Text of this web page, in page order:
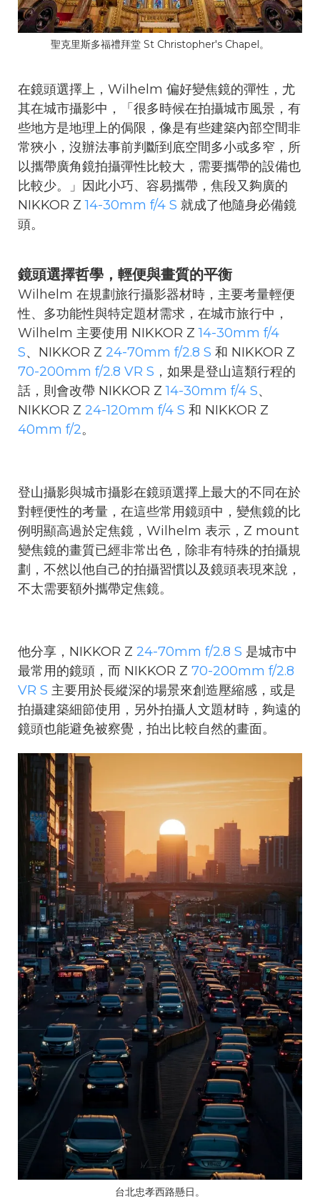
聖克里斯多福禮拜堂 St Christopher's Chapel。
在鏡頭選擇上，Wilhelm 偏好變焦鏡的彈性，尤
其在城市攝影中，「很多時候在拍攝城市風景，有
些地方是地理上的侷限，像是有些建築內部空間非
常狹小，沒辦法事前判斷到底空間多小或多窄，所
以攜帶廣角鏡拍攝彈性比較大，需要攜帶的設備也
比較少。」因此小巧、容易攜帶，焦段又夠廣的
NIKKOR Z14-30mm f/4 S 就成了他隨身必備鏡
頭。
鏡頭選擇哲學，輕便與畫質的平衡
Wilhelm 在規劃旅行攝影器材時，主要考量輕便
性、多功能性與特定題材需求，在城市旅行中，
Wilhelm 主要使用 NIKKOR Z14-30mm f/4
S、NIKKOR Z 24-70mm f/2.8 S 和 NIKKOR Z
70-200mm f/2.8 VR S ，如果是登山這類行程的
話，則會改帶 NIKKOR Z14-30mm f/4 S、
NIKKOR Z 24-120mm f/4 S 和 NIKKOR Z
40mm f/2。
登山攝影與城市攝影在鏡頭選擇上最大的不同在於
對輕便性的考量，在這些常用鏡頭中，變焦鏡的比
例明顯高過於定焦鏡，Wilhelm 表示，Z mount
變焦鏡的畫質已經非常出色，除非有特殊的拍攝規
劃，不然以他自己的拍攝習慣以及鏡頭表現來說，
不太需要額外攜帶定焦鏡。
他分享，NIKKOR Z 24-70mm f/2.8 S 是城市中
最常用的鏡頭，而 NIKKOR Z 70-200mm f/2.8
VR S 主要用於長縱深的場景來創造壓縮感，或是
拍攝建築細節使用，另外拍攝人文題材時，夠遠的
鏡頭也能避免被察覺，拍出比較自然的畫面。
台北忠孝西路懸日。